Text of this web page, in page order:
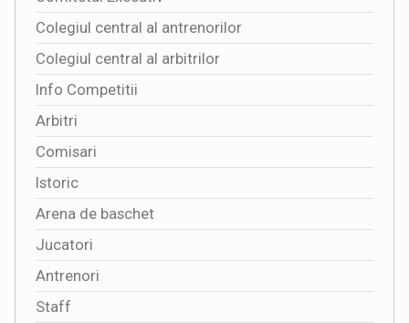
Colegiul central al antrenorilor
Colegiul central al arbitrilor
Info Competitii
Arbitri
Comisari
Istoric
Arena de baschet
Jucatori
Antrenori
Staff